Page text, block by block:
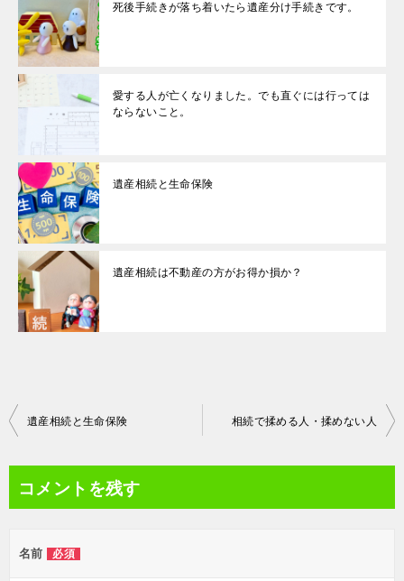
死後手続きが落ち着いたら遺産分け手続きです。
愛する人が亡くなりました。でも直ぐには行っては
ならないこと。
遺産相続と生命保険
遺産相続は不動産の方がお得か損か？
投
ビ
ー
遺産相続と生命保険 相続で揉める人・揉めない人
コメントを残す
名前 必須